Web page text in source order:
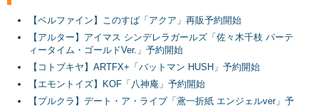
【ベルファイン】このすば「アクア」再販予約開始
【アルター】アイマス シンデレラガールズ「佐々木千枝 パーテ
ィータイム・ゴールドVer.」予約開始
【コトブキヤ】ARTFX+「バットマン HUSH」予約開始
【エモントイズ】KOF「八神庵」予約開始
【プルクラ】デート・ア・ライブ「鳶一折紙 エンジェルver」予